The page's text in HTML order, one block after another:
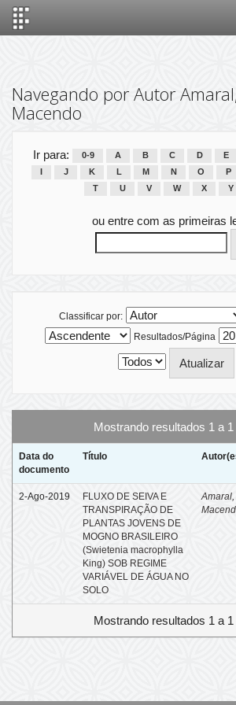
Navegando por Autor
Macendo
Ir para: 0-9 A B C D E
J K L M N O P
T
U V W X Y
ou entre com as primeiras
Classificar por:
Resultados/Página
Mostrando resultados 1 a 1
Data do
documento
Título
2-Ago-2019
FLUXO DE SEIVA E
TRANSPIRAÇÃO DE
PLANTAS JOVENS DE
MOGNO BRASILEIRO
(Swietenia macrophylla
King) SOB REGIME
VARIÁVEL DE ÁGUA NO
SOLO
Mostrando resultados 1 a 1